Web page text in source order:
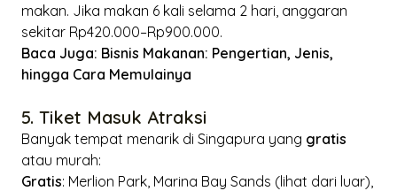
makan. Jika makan 6 kali selama 2 hari, anggaran
sekitar Rp420.000–Rp900.000.
Baca Juga: Bisnis Makanan: Pengertian, Jenis,
hingga Cara Memulainya
5. Tiket Masuk Atraksi
Banyak tempat menarik di Singapura yang gratis
atau murah:
Gratis: Merlion Park, Marina Bay Sands (lihat dari luar),